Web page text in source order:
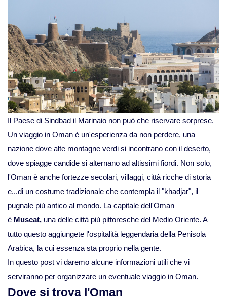
Viaggi in Mauritania
Viaggi in Mauritius
Viaggi in Mozambico e Kruger
Viaggi in Senegal
Viaggi in Zanzibar
Viaggi in Kenya
Viaggi in Madagascar
Viaggi in Namibia
Il Paese di Sindbad il Marinaio non può che riservare sorprese.
Un viaggio in Oman è un'esperienza da non perdere, una
nazione dove alte montagne verdi si incontrano con il deserto,
dove spiagge candide si alternano ad altissimi fiordi. Non solo,
l'Oman è anche fortezze secolari, villaggi, città ricche di storia
e...di un costume tradizionale che contempla il "khadjar", il
pugnale più antico al mondo. La capitale dell'Oman
è Muscat, una delle città più pittoresche del Medio Oriente. A
tutto questo aggiungete l'ospitalità leggendaria della Penisola
Arabica, la cui essenza sta proprio nella gente.
In questo post vi daremo alcune informazioni utili che vi
serviranno per organizzare un eventuale viaggio in Oman.
Dove si trova l'Oman